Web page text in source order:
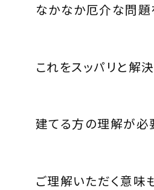
なかなか厄介な問題
これをスッパリと解
建てる方の理解が必
ご理解いただく意味